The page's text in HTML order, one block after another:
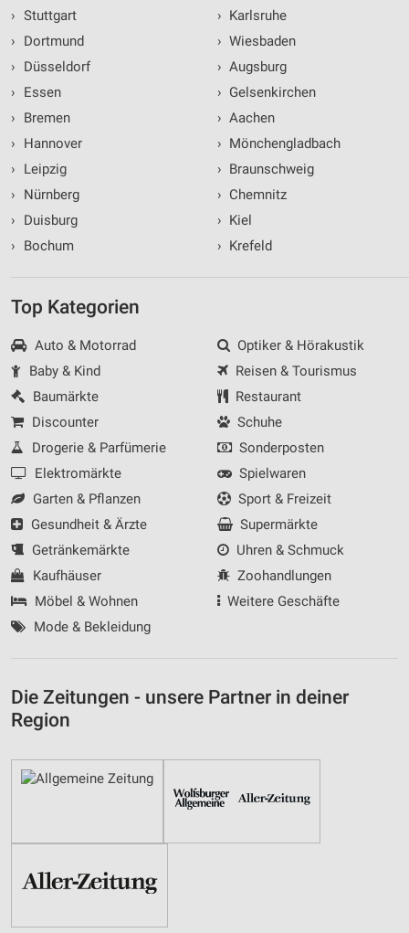
› Stuttgart
›
Dortmund
›
Düsseldorf
›
Essen
›
Bremen
›
Hannover
›
Leipzig
›
Nürnberg
›
Duisburg
›
Bochum
› Karlsruhe
› Wiesbaden
› Augsburg
› Gelsenkirchen
› Aachen
› Mönchengladbach
› Braunschweig
› Chemnitz
› Kiel
› Krefeld
Top Kategorien
Auto & Motorrad
Baby & Kind
Baumärkte
Discounter
Drogerie & Parfümerie
Elektromärkte
Garten & Pflanzen
Gesundheit & Ärzte
Getränkemärkte
Kaufhäuser
Möbel & Wohnen
Mode & Bekleidung
Optiker & Hörakustik
Reisen & Tourismus
Restaurant
Schuhe
Sonderposten
Spielwaren
Sport & Freizeit
Supermärkte
Uhren & Schmuck
Zoohandlungen
Weitere Geschäfte
Die Zeitungen - unsere Partner in deiner
Region